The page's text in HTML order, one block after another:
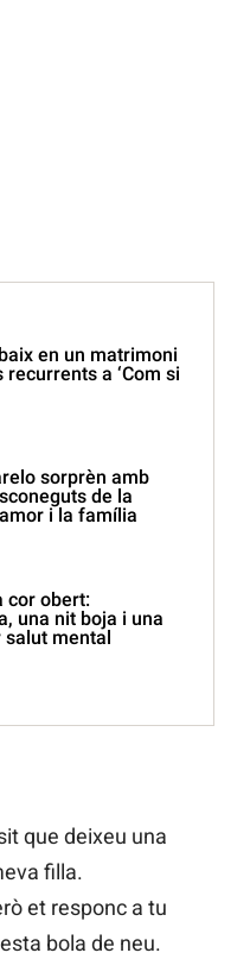
en un matrimoni
a ‘Com si
sorprèn amb
de la
i la família
cor obert:
una nit boja i una
salut mental
que deixeu una
filla.
et responc a tu
bola de neu.